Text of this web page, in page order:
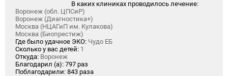
В каких клиниках проводилось лечение:
Воронеж (обл. ЦПСиР)
Воронеж (Диагностика+)
Москва (НЦАГиП им. Кулакова)
Москва (Биопрестиж)
Где было удачное ЭКО: Чудо ЕБ
Сколько у вас детей: 1
Откуда: Воронеж
Благодарил (а): 797 раз
Поблагодарили: 843 раза